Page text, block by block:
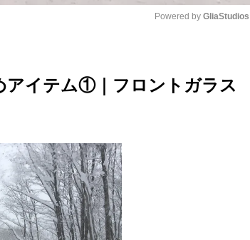
Powered by GliaStudios
アイテム①｜フロントガラス